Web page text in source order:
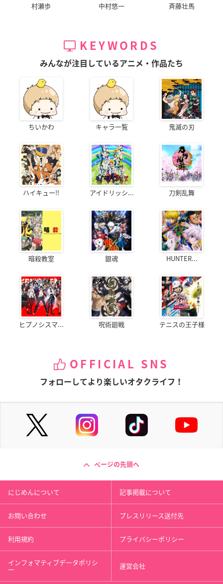
村瀬歩 中村悠一 斉藤壮馬
KEYWORDS
みんなが注目しているアニメ・作品たち
ちいかわ キャラ一覧 鬼滅の刃
ハイキュー!! アイドリッシ... 刀剣乱舞
暗殺教室 銀魂 HUNTER...
ヒプノシスマ... 呪術廻戦 テニスの王子様
OFFICIAL SNS
フォローしてより楽しいオタクライフ！
ページの先頭へ
にじめんについて 記事掲載について
お問い合わせ プレスリリース送付先
利用規約 プライバシーポリシー
インフォマティブデータポリシ
ー 運営会社